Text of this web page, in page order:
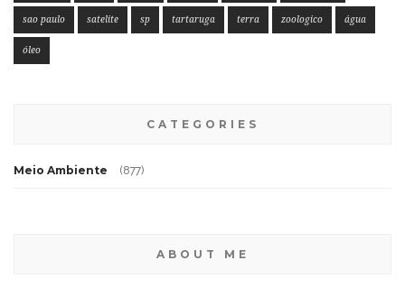
sao paulo satelite sp tartaruga terra zoologico água
óleo
CATEGORIES
Meio Ambiente (877)
ABOUT ME